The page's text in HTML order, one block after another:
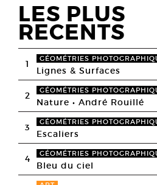
LES PLUS
RECENTS
1 GÉOMÉTRIES
Lignes & Surfaces
2 GÉOMÉTRIES
Nature • André Rouillé
3 GÉOMÉTRIES
Escaliers
4 GÉOMÉTRIES
Bleu du ciel